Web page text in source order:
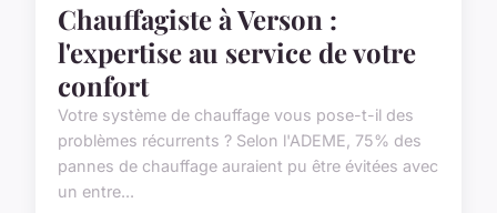
Chauffagiste à Verson :
l'expertise au service de votre
confort
Votre système de chauffage vous pose-t-il des
problèmes récurrents ? Selon l'ADEME, 75% des
pannes de chauffage auraient pu être évitées avec
un entre...